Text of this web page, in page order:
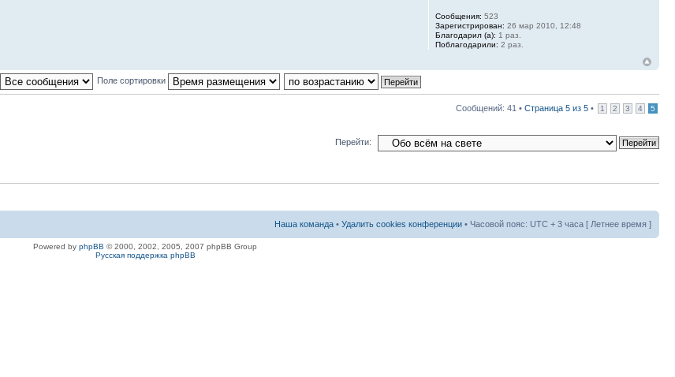
Сообщения: 523
Зарегистрирован: 26 мар 2010, 12:48
Благодарил (а): 1 раз.
Поблагодарили: 2 раз.
Поле сортировки
Сообщений: 41 • Страница 5 из 5 • 1 2 3 4 5
Перейти:
Наша команда • Удалить cookies конференции • Часовой пояс: UTC + 3 часа [ Летнее время ]
Powered by phpBB © 2000, 2002, 2005, 2007 phpBB Group
Русская поддержка phpBB